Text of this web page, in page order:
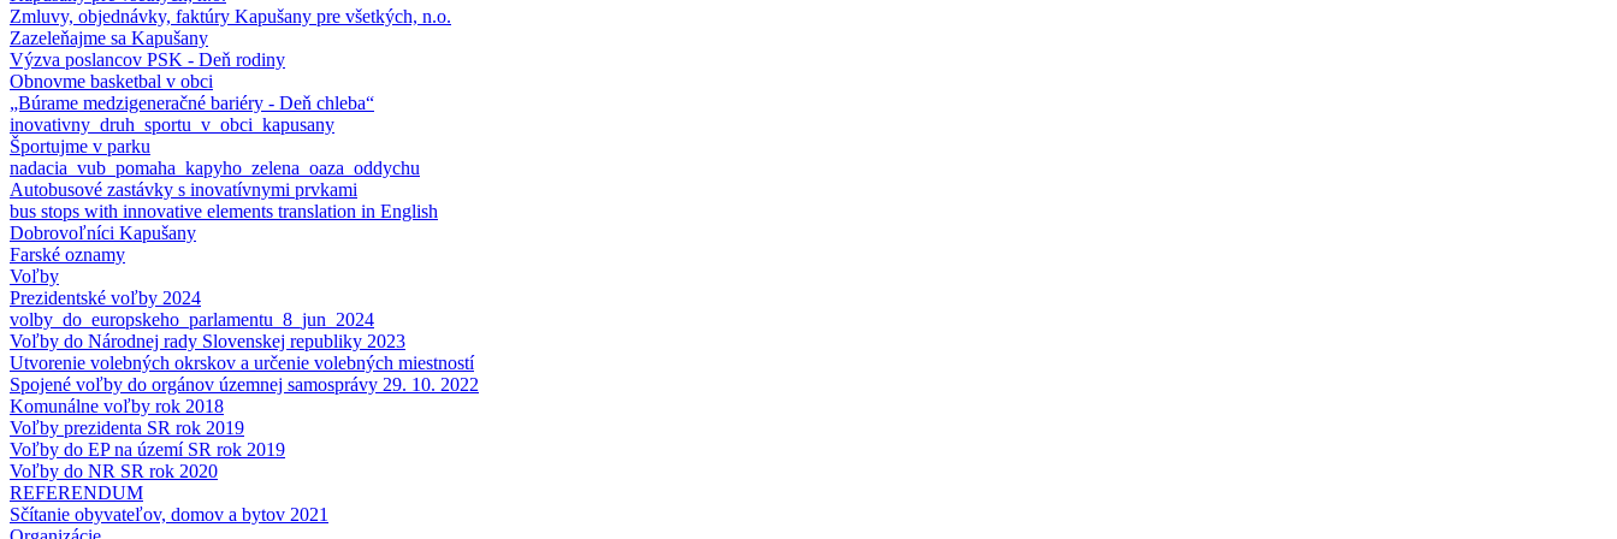
Zmluvy, objednávky, faktúry Kapušany pre všetkých, n.o.
Zazeleňajme sa Kapušany
Výzva poslancov PSK - Deň rodiny
Obnovme basketbal v obci
„Búrame medzigeneračné bariéry - Deň chleba“
inovativny_druh_sportu_v_obci_kapusany
Športujme v parku
nadacia_vub_pomaha_kapyho_zelena_oaza_oddychu
Autobusové zastávky s inovatívnymi prvkami
bus stops with innovative elements translation in English
Dobrovoľníci Kapušany
Farské oznamy
Voľby
Prezidentské voľby 2024
volby_do_europskeho_parlamentu_8_jun_2024
Voľby do Národnej rady Slovenskej republiky 2023
Utvorenie volebných okrskov a určenie volebných miestností
Spojené voľby do orgánov územnej samosprávy 29. 10. 2022
Komunálne voľby rok 2018
Voľby prezidenta SR rok 2019
Voľby do EP na území SR rok 2019
Voľby do NR SR rok 2020
REFERENDUM
Sčítanie obyvateľov, domov a bytov 2021